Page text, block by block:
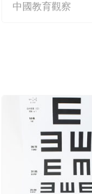
中國教育觀察